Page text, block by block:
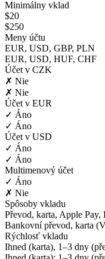
Minimálny vklad
$20
$250
Meny účtu
EUR, USD, GBP, PLN
EUR, USD, HUF, CHF
Účet v CZK
✗ Nie
✗ Nie
Účet v EUR
✓ Áno
✓ Áno
Účet v USD
✓ Áno
✓ Áno
Multimenový účet
✓ Áno
✗ Nie
Spôsoby vkladu
Převod, karta, Apple
Bankovní převod, karta
Rýchlosť vkladu
Ihned (karta), 1–3 dny